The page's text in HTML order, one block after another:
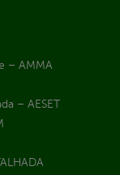
– AMMA
– AESET